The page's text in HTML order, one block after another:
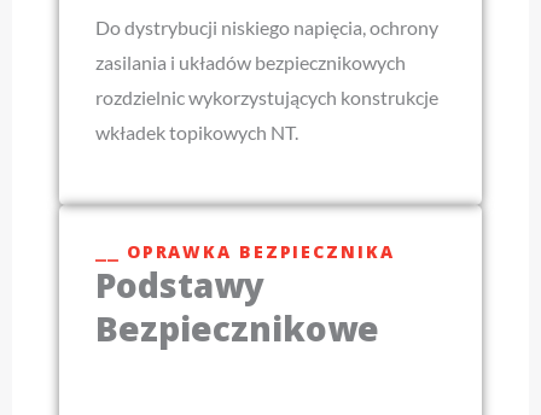
Do dystrybucji niskiego napięcia, ochrony
zasilania i układów bezpiecznikowych
rozdzielnic wykorzystujących konstrukcje
wkładek topikowych NT.
⎯⎯ OPRAWKA BEZPIECZNIKA
Podstawy
Bezpiecznikowe